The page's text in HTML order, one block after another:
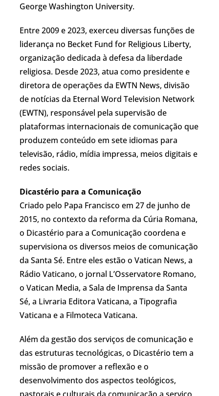
George Washington University.
Entre 2009 e 2023, exerceu diversas funções de
liderança no Becket Fund for Religious Liberty,
organização dedicada à defesa da liberdade
religiosa. Desde 2023, atua como presidente e
diretora de operações da EWTN News, divisão
de notícias da Eternal Word Television Network
(EWTN), responsável pela supervisão de
plataformas internacionais de comunicação que
produzem conteúdo em sete idiomas para
televisão, rádio, mídia impressa, meios digitais e
redes sociais.
Dicastério para a Comunicação
Criado pelo Papa Francisco em 27 de junho de
2015, no contexto da reforma da Cúria Romana,
o Dicastério para a Comunicação coordena e
supervisiona os diversos meios de comunicação
da Santa Sé. Entre eles estão o Vatican News, a
Rádio Vaticano, o jornal L’Osservatore Romano,
o Vatican Media, a Sala de Imprensa da Santa
Sé, a Livraria Editora Vaticana, a Tipografia
Vaticana e a Filmoteca Vaticana.
Além da gestão dos serviços de comunicação e
das estruturas tecnológicas, o Dicastério tem a
missão de promover a reflexão e o
desenvolvimento dos aspectos teológicos,